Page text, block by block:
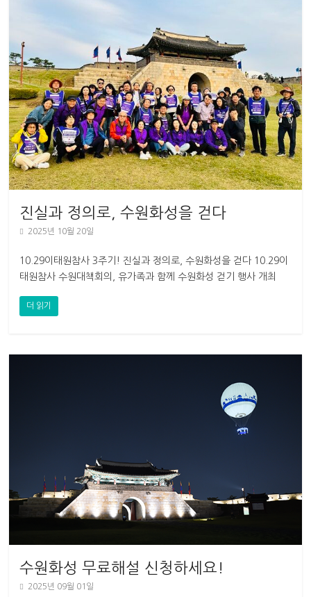
진실과 정의로, 수원화성을 걷다
2025년 10월 20일
10.29이태원참사 3주기! 진실과 정의로, 수원화성을 걷다 10.29이
태원참사 수원대책회의, 유가족과 함께 수원화성 걷기 행사 개최
더 읽기
수원화성 무료해설 신청하세요!
2025년 09월 01일